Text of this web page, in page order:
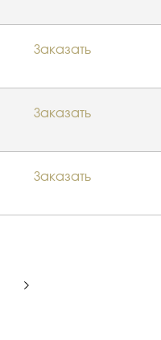
Заказать
Заказать
Заказать